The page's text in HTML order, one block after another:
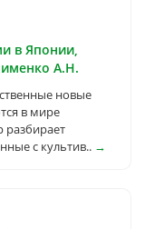
в Японии,
А.Н.
новые
в мире
разбирает
с культив.. →